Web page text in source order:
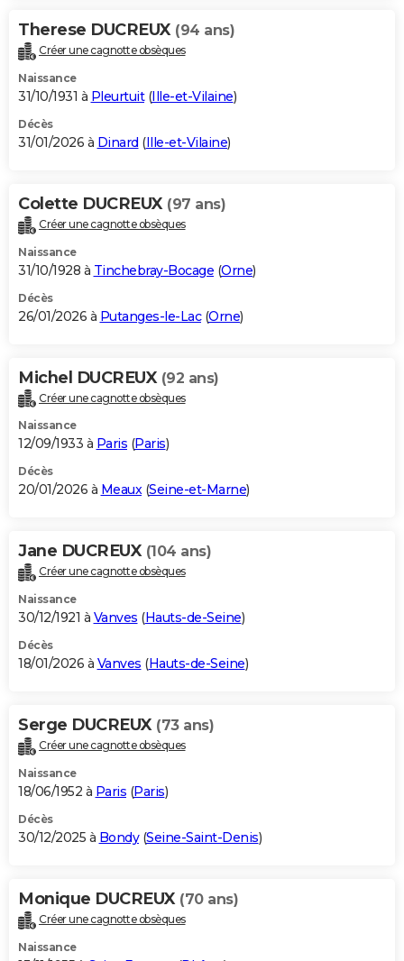
Therese DUCREUX (94 ans)
Créer une cagnotte obsèques
Naissance
31/10/1931 à Pleurtuit(Ille-et-Vilaine)
Décès
31/01/2026 à Dinard (Ille-et-Vilaine)
Colette DUCREUX (97 ans)
Créer une cagnotte obsèques
Naissance
31/10/1928 à Tinchebray-Bocage (Orne)
Décès
26/01/2026 à Putanges-le-Lac(Orne)
Michel DUCREUX (92 ans)
Créer une cagnotte obsèques
Naissance
12/09/1933 à Paris (Paris)
Décès
20/01/2026 à Meaux(Seine-et-Marne)
Jane DUCREUX (104 ans)
Créer une cagnotte obsèques
Naissance
30/12/1921 à Vanves (Hauts-de-Seine)
Décès
18/01/2026 à Vanves (Hauts-de-Seine)
Serge DUCREUX (73 ans)
Créer une cagnotte obsèques
Naissance
18/06/1952 à Paris (Paris)
Décès
30/12/2025 à Bondy(Seine-Saint-Denis)
Monique DUCREUX (70 ans)
Créer une cagnotte obsèques
Naissance